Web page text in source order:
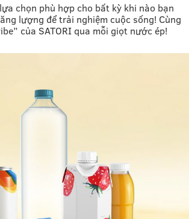
chọn phù hợp cho bất kỳ khi nào bạn
lượng để trải nghiệm cuộc sống! Cùng
của SATORI qua mỗi giọt nước ép!